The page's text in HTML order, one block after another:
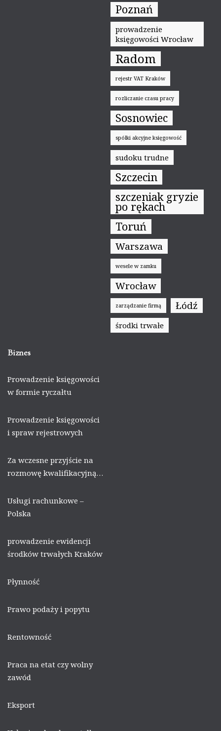
Poznań
prowadzenie
księgowości Wrocław
Radom
rejestr VAT Kraków
rozliczanie czasu pracy
Sosnowiec
spółki akcyjne księgowość
sudoku trudne
Szczecin
szczeniak gryzie
po rękach
Toruń
Warszawa
wesele w zamku
Wrocław
zarządzanie firmą Łódź
środki trwałe
Biznes
Prowadzenie księgowości
w formie ryczałtu
Prowadzenie księgowości
i spraw rejestrowych
Za wczesne przyjście na
rozmowę kwalifikacyjną…
Usługi rachunkowe –
Polska
prowadzenie ewidencji
środków trwałych Kraków
Płynność
Prawo podaży i popytu
Rentowność
Praca na etat czy wolny
zawód
Eksport